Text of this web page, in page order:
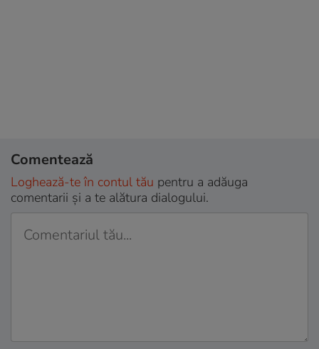
Comentează
Loghează-te în contul tău pentru a adăuga
comentarii și a te alătura dialogului.